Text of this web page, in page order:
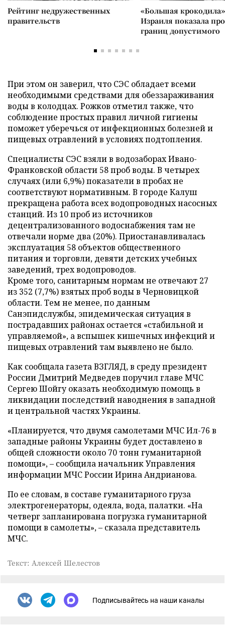
Рейтинг недружественных
правительств
«Большая
Израиля показала
границ допустимого
При этом он заверил, что СЭС обладает всеми
необходимыми средствами для обеззараживания
воды в колодцах. Рожков отметил также, что
соблюдение простых правил личной гигиены
поможет уберечься от инфекционных болезней и
пищевых отравлений в условиях подтопления.
Специалисты СЭС взяли в водозаборах Ивано-
Франковской области 58 проб воды. В четырех
случаях (или 6,9%) показатели в пробах не
соответствуют нормативным. В городе Калуш
прекращена работа всех водопроводных насосных
станций. Из 10 проб из источников
децентрализованного водоснабжения там не
отвечали норме два (20%). Приостанавливалась
эксплуатация 58 объектов общественного
питания и торговли, девяти детских учебных
заведений, трех водопроводов.
Кроме того, санитарным нормам не отвечают 27
из 352 (7,7%) взятых проб воды в Черновицкой
области. Тем не менее, по данным
Санэпидслужбы, эпидемическая ситуация в
пострадавших районах остается «стабильной и
управляемой», а вспышек кишечных инфекций и
пищевых отравлений там выявлено не было.
Как сообщала газета ВЗГЛЯД, в среду президент
России Дмитрий Медведев поручил главе МЧС
Сергею Шойгу оказать необходимую помощь в
ликвидации последствий наводнения в западной
и центральной частях Украины.
«Планируется, что двумя самолетами МЧС Ил-76 в
западные районы Украины будет доставлено в
общей сложности около 70 тонн гуманитарной
помощи»,– сообщила начальник Управления
информации МЧС России Ирина Андрианова.
По ее словам, в составе гуманитарного груза
электрогенераторы, одеяла, вода, палатки. «На
четверг запланирована погрузка гуманитарной
помощи в самолеты»,– сказала представитель
МЧС.
Текст: Алексей Шелестов
Подписывайтесь на наши каналы